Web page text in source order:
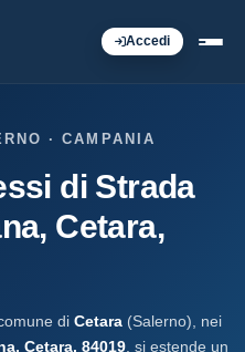
Accedi
· CAMPANIA
di Strada
Cetara,
di Cetara (Salerno), nei
Cetara, 84019 , si estende un